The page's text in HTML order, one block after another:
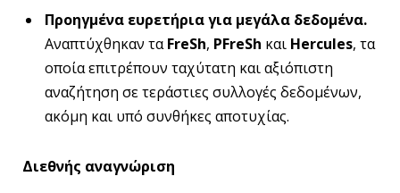
Προηγμένα ευρετήρια για μεγάλα δεδομένα.
Αναπτύχθηκαν ταFreSh, PFreSh και Hercules, τα
οποία επιτρέπουν ταχύτατη και αξιόπιστη
αναζήτηση σε τεράστιες συλλογές δεδομένων,
ακόμη και υπό συνθήκες αποτυχίας.
Διεθνής αναγνώριση